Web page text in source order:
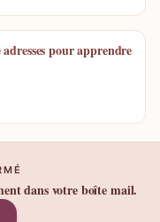
pour apprendre
dans votre boîte mail.